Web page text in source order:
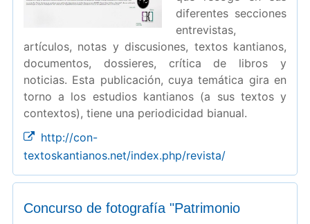
diferentes secciones
entrevistas,
artículos, notas y discusiones, textos kantianos,
documentos, dossieres, crítica de libros y
noticias. Esta publicación, cuya temática gira en
torno a los estudios kantianos (a sus textos y
contextos), tiene una periodicidad bianual.
http://con-
textoskantianos.net/index.php/revista/
Concurso de fotografía "Patrimonio